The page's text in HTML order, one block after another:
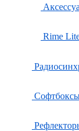
Rime